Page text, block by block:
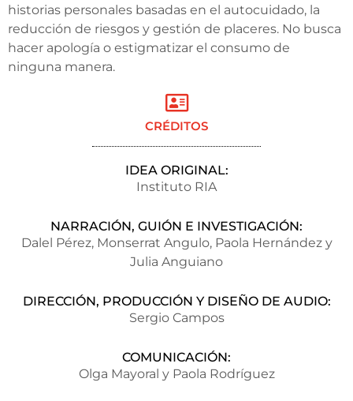
historias personales basadas en el autocuidado, la
reducción de riesgos y gestión de placeres. No busca
hacer apología o estigmatizar el consumo de
ninguna manera.
CRÉDITOS
IDEA ORIGINAL:
Instituto RIA
NARRACIÓN, GUIÓN E INVESTIGACIÓN:
Dalel Pérez, Monserrat Angulo, Paola Hernández y
Julia Anguiano
DIRECCIÓN, PRODUCCIÓN Y DISEÑO DE AUDIO:
Sergio Campos
COMUNICACIÓN:
Olga Mayoral y Paola Rodríguez